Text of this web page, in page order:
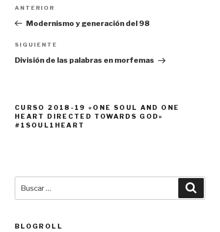
entradas
Entrada
anterior:
ANTERIOR
Modernismo y generación del 98
Siguiente
entrada
SIGUIENTE
División de las palabras en morfemas
CURSO 2018-19 «ONE SOUL AND ONE
HEART DIRECTED TOWARDS GOD»
#1SOUL1HEART
por:
BLOGROLL